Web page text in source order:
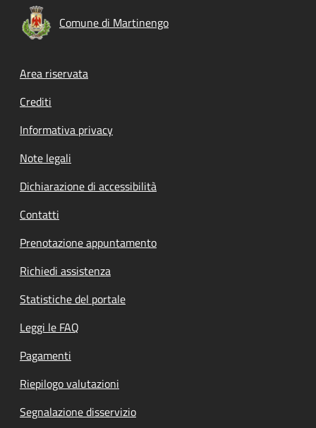
Comune di Martinengo
Footer menu
Area riservata
Crediti
Informativa privacy
Note legali
Dichiarazione di accessibilità
Contatti
Prenotazione appuntamento
Richiedi assistenza
Statistiche del portale
Leggi le FAQ
Pagamenti
Riepilogo valutazioni
Segnalazione disservizio